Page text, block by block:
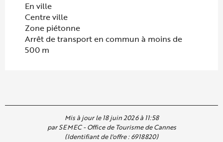
En ville
Centre ville
Zone piétonne
Arrêt de transport en commun à moins de
500 m
Mis à jour le 18 juin 2026 à 11:58
par SEMEC - Office de Tourisme de Cannes
(Identifiant de l'offre :6918820)